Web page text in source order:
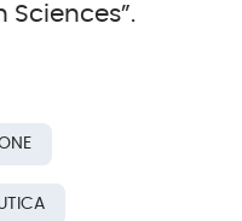
Sciences”.